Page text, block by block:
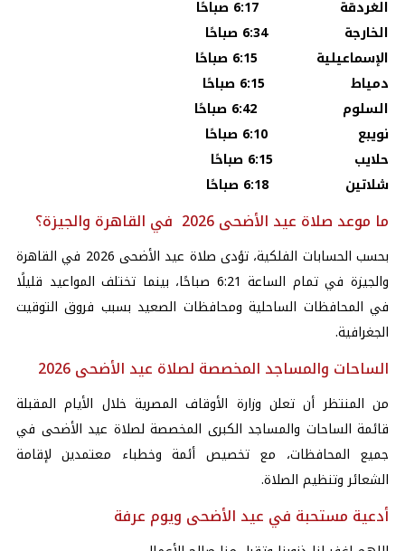
الغردقة 6:17 صباحًا
الخارجة 6:34 صباحًا
الإسماعيلية 6:15 صباحًا
دمياط 6:15 صباحًا
السلوم 6:42 صباحًا
نويبع 6:10 صباحًا
حلايب 6:15 صباحًا
شلاتين 6:18 صباحًا
ما موعد صلاة عيد الأضحى 2026 في القاهرة والجيزة؟
بحسب الحسابات الفلكية، تؤدى صلاة عيد الأضحى 2026 في القاهرة
والجيزة في تمام الساعة 6:21 صباحًا، بينما تختلف المواعيد قليلًا
في المحافظات الساحلية ومحافظات الصعيد بسبب فروق التوقيت
الجغرافية.
الساحات والمساجد المخصصة لصلاة عيد الأضحى 2026
من المنتظر أن تعلن وزارة الأوقاف المصرية خلال الأيام المقبلة
قائمة الساحات والمساجد الكبرى المخصصة لصلاة عيد الأضحى في
جميع المحافظات، مع تخصيص أئمة وخطباء معتمدين لإقامة
الشعائر وتنظيم الصلاة.
أدعية مستحبة في عيد الأضحى ويوم عرفة